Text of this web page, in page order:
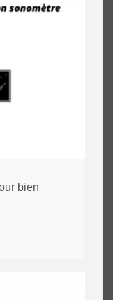
bien